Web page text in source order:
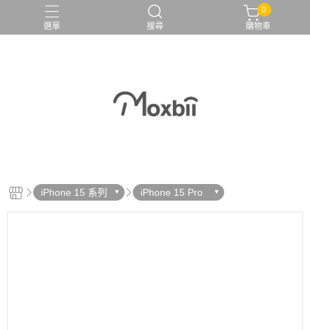
選單 搜尋
0
購物車
iPhone 15 系列 iPhone 15 Pro